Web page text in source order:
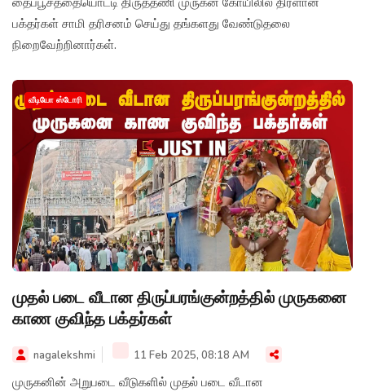
பக்தர்கள் சாமி தரிசனம் செய்து தங்களது வேண்டுதலை
நிறைவேற்றினார்கள்.
வீடியோ ஸ்டோரி
முதல் படை வீடான திருப்பரங்குன்றத்தில் முருகனை
காண குவிந்த பக்தர்கள்
nagalekshmi 11 Feb 2025, 08:18 AM
முருகனின் அறுபடை வீடுகளில் முதல் படை வீடான